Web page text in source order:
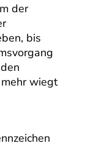
der
bis
wiegt